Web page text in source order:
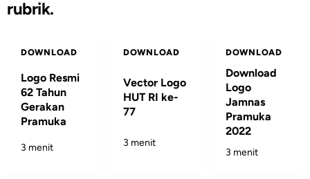
rubrik.
DOWNLOAD
Logo Resmi
62 Tahun
Gerakan
Pramuka
3 menit
DOWNLOAD
Vector Logo
HUT RI ke-
77
3 menit
DOWNLOAD
Download
Logo
Jamnas
Pramuka
2022
3 menit